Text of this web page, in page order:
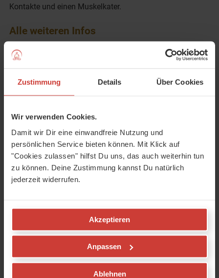
Zustimmung Details Über Cookies
Wir verwenden Cookies.
Damit wir Dir eine einwandfreie Nutzung und
persönlichen Service bieten können. Mit Klick auf
"Cookies zulassen" hilfst Du uns, das auch weiterhin tun
zu können. Deine Zustimmung kannst Du natürlich
jederzeit widerrufen.
Akzeptieren
Anpassen
Ablehnen
Kontakte und einen Muskelkater.
Alle weiteren Infos
...findet Ihr direkt auf der Website der
TaiChi-Yoga-
nächstes Jahr dort?
TaiChi-inspirierte Yoga-Videos auf